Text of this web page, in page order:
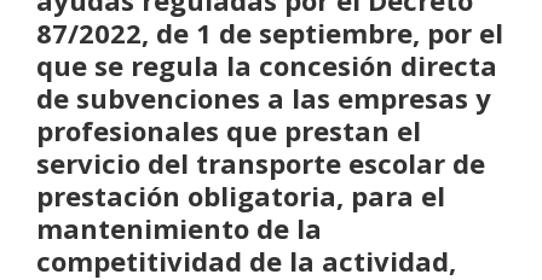
87/2022, de 1 de septiembre, por el
que se regula la concesión directa
de subvenciones a las empresas y
profesionales que prestan el
servicio del transporte escolar de
prestación obligatoria, para el
mantenimiento de la
competitividad de la actividad,